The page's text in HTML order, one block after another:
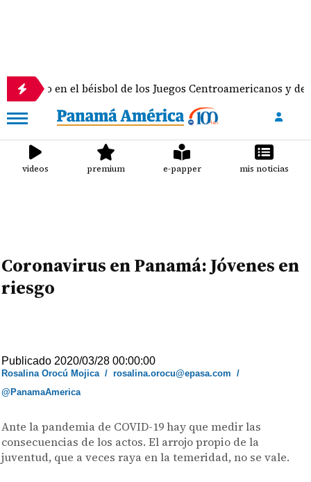
el béisbol de los Juegos Centroamericanos y del Caribe
videos premium e-papper mis noticias
Coronavirus en Panamá: Jóvenes en
riesgo
Publicado 2020/03/28 00:00:00
Rosalina Orocú Mojica/rosalina.orocu@epasa.com /
@PanamaAmerica
Ante la pandemia de COVID-19 hay que medir las
consecuencias de los actos. El arrojo propio de la
juventud, que a veces raya en la temeridad, no se vale.